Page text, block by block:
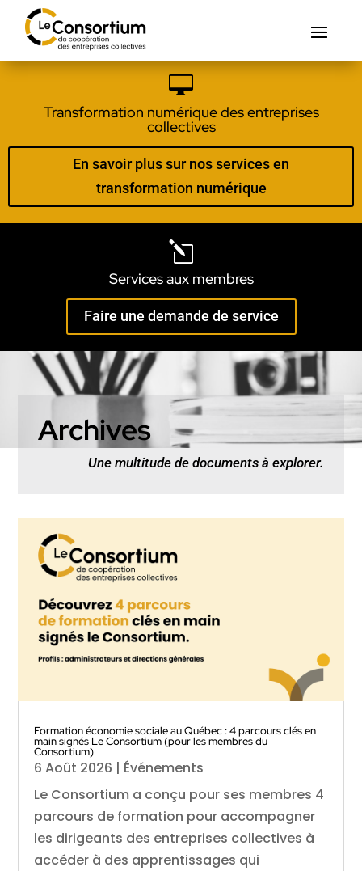

Transformation numérique des entreprises
collectives
En savoir plus sur nos services en
transformation numérique
l
Services aux membres
Faire une demande de service
Archives
Une multitude de documents à explorer.
Formation économie sociale au Québec : 4 parcours clés en
main signés Le Consortium (pour les membres du
Consortium)
6 Août 2026 | Événements
Le Consortium a conçu pour ses membres 4
parcours de formation pour accompagner
les dirigeants des entreprises collectives à
accéder à des apprentissages qui